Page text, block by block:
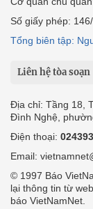
Số giấy phép:
Tổng biên tập:
Liên hệ tòa soạn
Địa chỉ: Tầng 18,
Đình Nghệ,
Điện thoại:
Email:
© 1997 Báo
lại thông tin từ
báo VietNamNet.